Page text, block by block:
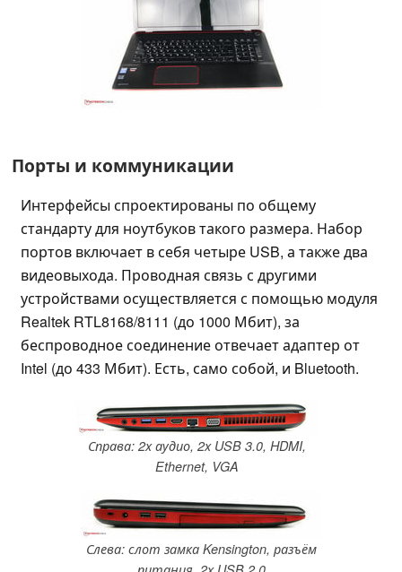
Порты и коммуникации
Интерфейсы спроектированы по общему
стандарту для ноутбуков такого размера. Набор
портов включает в себя четыре USB, а также два
видеовыхода. Проводная связь с другими
устройствами осуществляется с помощью модуля
Realtek RTL8168/8111 (до 1000 Мбит), за
беспроводное соединение отвечает адаптер от
Intel (до 433 Мбит). Есть, само собой, и Bluetooth.
Справа: 2x аудио, 2x USB 3.0, HDMI,
Ethernet, VGA
Слева: слот замка Kensington, разъём